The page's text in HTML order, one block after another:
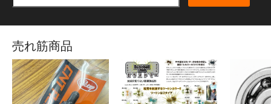
売れ筋商品